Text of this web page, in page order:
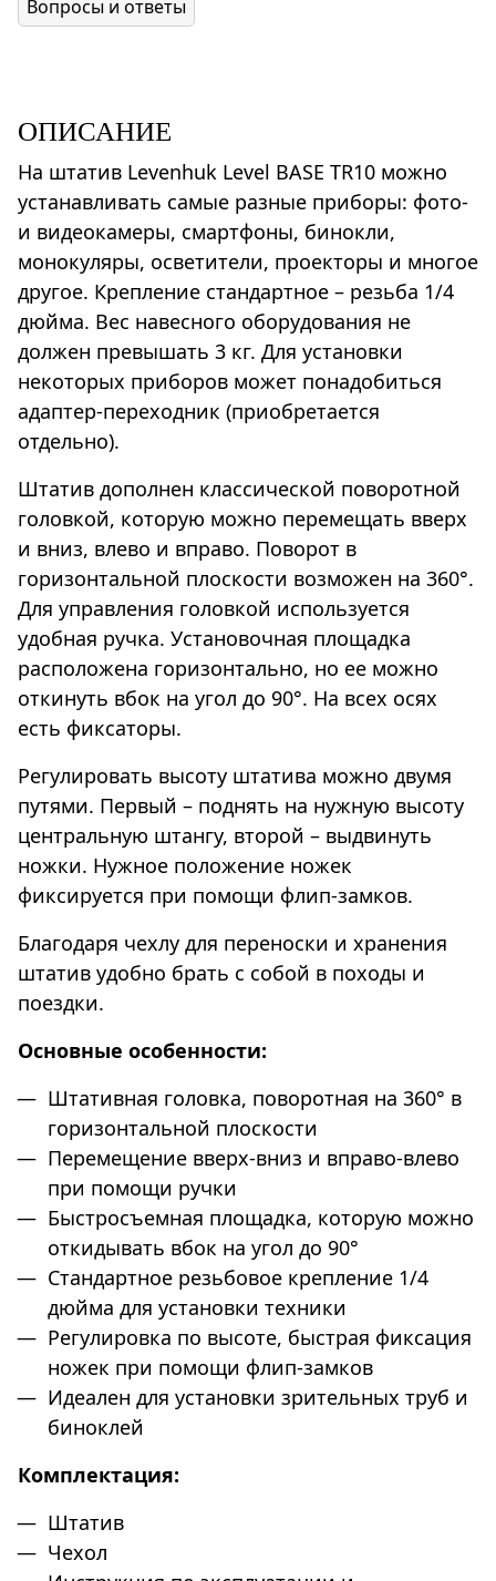
Вопросы и ответы
ОПИСАНИЕ
На штатив Levenhuk Level BASE TR10 можно
устанавливать самые разные приборы: фото-
и видеокамеры, смартфоны, бинокли,
монокуляры, осветители, проекторы и многое
другое. Крепление стандартное – резьба 1/4
дюйма. Вес навесного оборудования не
должен превышать 3 кг. Для установки
некоторых приборов может понадобиться
адаптер-переходник (приобретается
отдельно).
Штатив дополнен классической поворотной
головкой, которую можно перемещать вверх
и вниз, влево и вправо. Поворот в
горизонтальной плоскости возможен на 360°.
Для управления головкой используется
удобная ручка. Установочная площадка
расположена горизонтально, но ее можно
откинуть вбок на угол до 90°. На всех осях
есть фиксаторы.
Регулировать высоту штатива можно двумя
путями. Первый – поднять на нужную высоту
центральную штангу, второй – выдвинуть
ножки. Нужное положение ножек
фиксируется при помощи флип-замков.
Благодаря чехлу для переноски и хранения
штатив удобно брать с собой в походы и
поездки.
Основные особенности:
Штативная головка, поворотная на 360° в
горизонтальной плоскости
Перемещение вверх-вниз и вправо-влево
при помощи ручки
Быстросъемная площадка, которую можно
откидывать вбок на угол до 90°
Стандартное резьбовое крепление 1/4
дюйма для установки техники
Регулировка по высоте, быстрая фиксация
ножек при помощи флип-замков
Идеален для установки зрительных труб и
биноклей
Комплектация:
Штатив
Чехол